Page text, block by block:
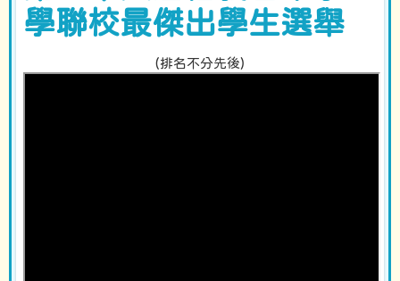
學聯校最傑出學生選舉
(排名不分先後)